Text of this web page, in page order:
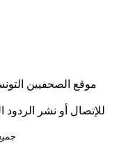
موقع الصحفيين